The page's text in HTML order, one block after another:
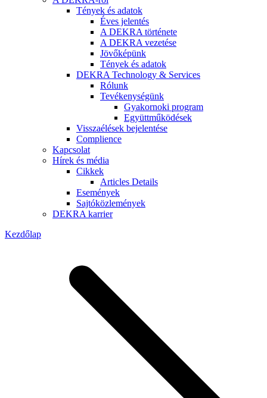
Tények és adatok
Éves jelentés
A DEKRA története
A DEKRA vezetése
Jövőképünk
Tények és adatok
DEKRA Technology & Services
Rólunk
Tevékenységünk
Gyakornoki program
Együttműködések
Visszaélések bejelentése
Complience
Kapcsolat
Hírek és média
Cikkek
Articles Details
Események
Sajtóközlemények
DEKRA karrier
Kezdőlap